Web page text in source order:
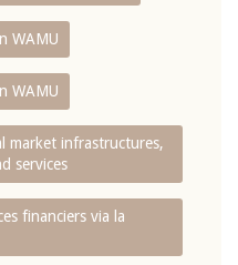
WAMU
WAMU
market infrastructures,
services
financiers via la